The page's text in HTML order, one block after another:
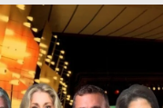
tinyurl.com/